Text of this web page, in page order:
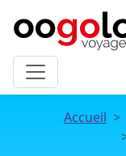
Accueil